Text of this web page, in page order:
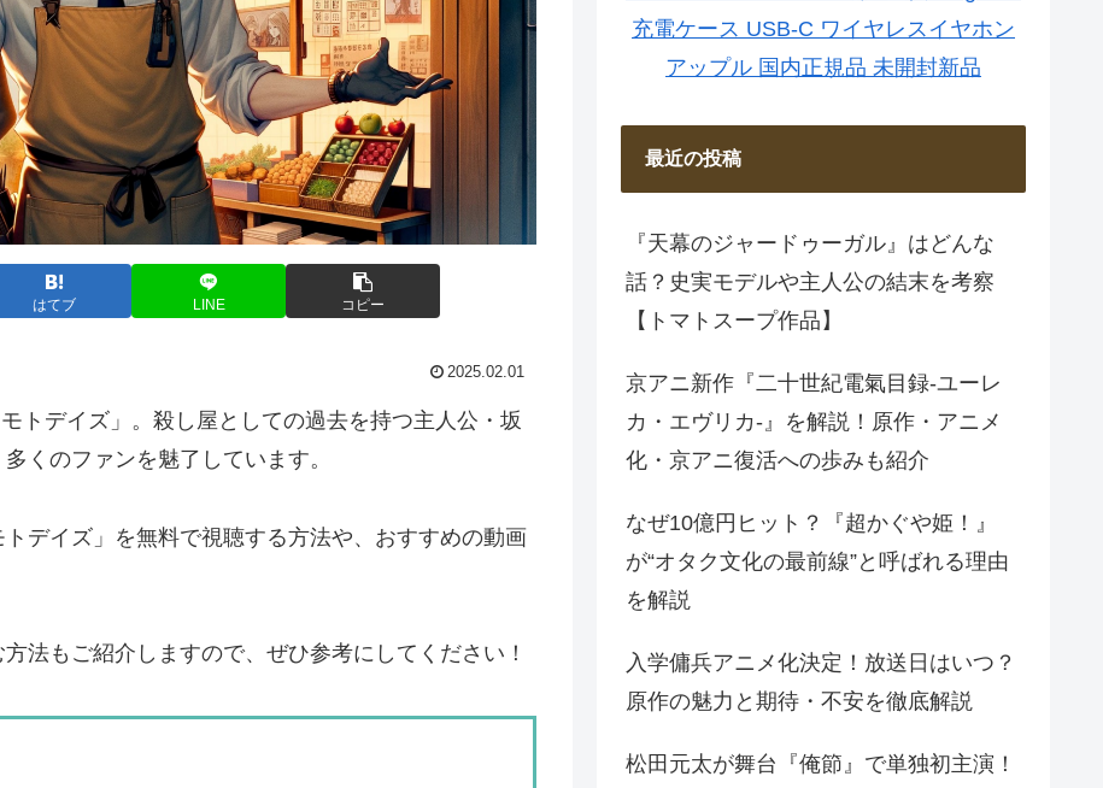
はてブ LINE コピー
2025.02.01
トデイズ」。殺し屋としての過去を持つ主人公・坂
くのファンを魅了しています。
デイズ」を無料で視聴する方法や、おすすめの動画
法もご紹介しますので、ぜひ参考にしてください！
充電ケース USB-C ワイヤレスイヤホン
アップル 国内正規品 未開封新品
最近の投稿
『天幕のジャードゥーガル』はどんな
話？史実モデルや主人公の結末を考察
【トマトスープ作品】
京アニ新作『二十世紀電氣目録-ユーレ
カ・エヴリカ-』を解説！原作・アニメ
化・京アニ復活への歩みも紹介
なぜ10億円ヒット？『超かぐや姫！』
が“オタク文化の最前線”と呼ばれる理由
を解説
入学傭兵アニメ化決定！放送日はいつ？
原作の魅力と期待・不安を徹底解説
松田元太が舞台『俺節』で単独初主演！